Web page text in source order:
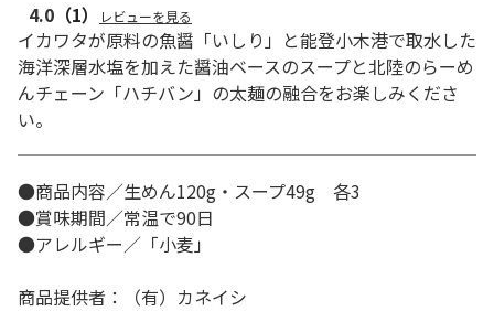
4.0 （1） レビューを見る
イカワタが原料の魚醤「いしり」と能登小木港で取水した
海洋深層水塩を加えた醤油ベースのスープと北陸のらーめ
んチェーン「ハチバン」の太麺の融合をお楽しみくださ
い。
●商品内容／生めん120g・スープ49g 各3
●賞味期間／常温で90日
●アレルギー／「小麦」
商品提供者：（有）カネイシ